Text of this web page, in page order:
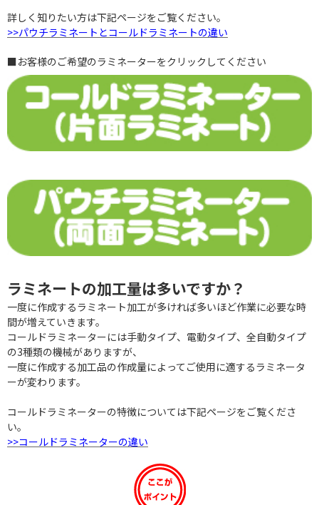
詳しく知りたい方は下記ページをご覧ください。
>>パウチラミネートとコールドラミネートの違い
■お客様のご希望のラミネーターをクリックしてください
ラミネートの加工量は多いですか？
一度に作成するラミネート加工が多ければ多いほど作業に必要な時
間が増えていきます。
コールドラミネーターには手動タイプ、電動タイプ、全自動タイプ
の3種類の機械がありますが、
一度に作成する加工品の作成量によってご使用に適するラミネータ
ーが変わります。
コールドラミネーターの特徴については下記ページをご覧くださ
い。
>>コールドラミネーターの違い